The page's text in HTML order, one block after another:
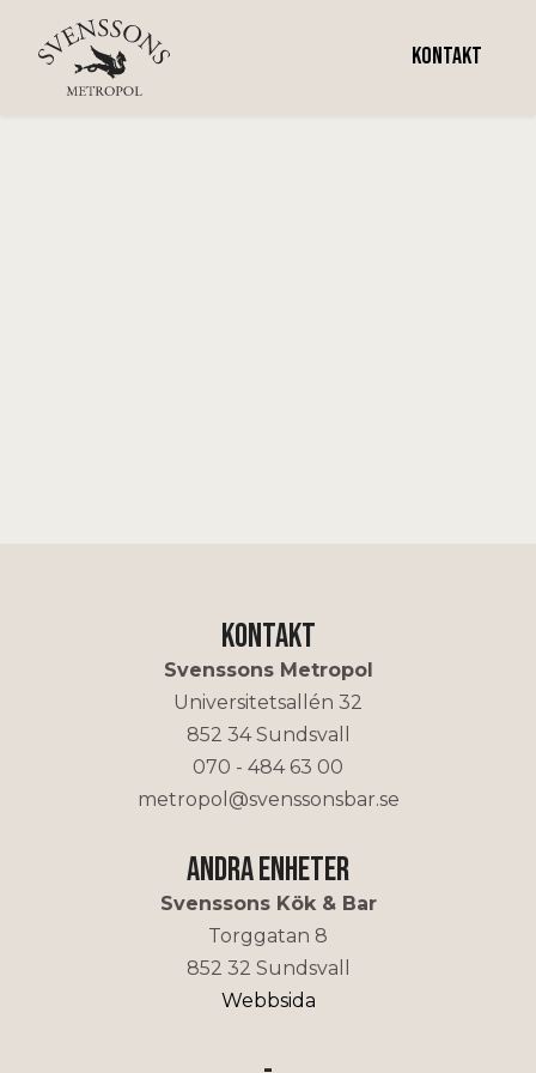
KONTAKT
Vecka 47
Kontakt
Svenssons Metropol
Universitetsallén 32
852 34 Sundsvall
070 - 484 63 00
metropol@svenssonsbar.se
Andra enheter
Svenssons Kök & Bar
Torggatan 8
852 32 Sundsvall
Webbsida